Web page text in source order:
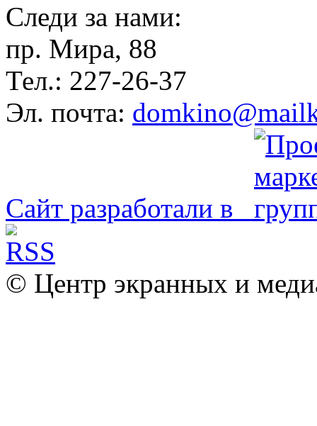
Следи за нами:
пр. Мира, 88
Тел.: 227-26-37
Эл. почта:
Сайт разработали в
© Центр экранных и